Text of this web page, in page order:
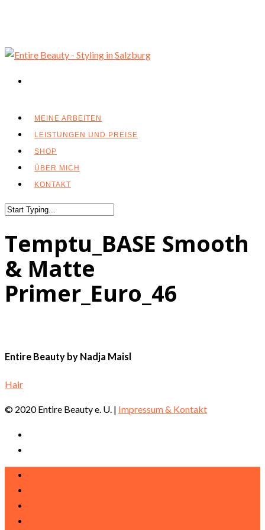
MEINE ARBEITEN
LEISTUNGEN UND PREISE
SHOP
ÜBER MICH
KONTAKT
Temptu_BASE Smooth
& Matte
Primer_Euro_46
Entire Beauty by Nadja Maisl
Hair
© 2020 Entire Beauty e. U. | Impressum & Kontakt